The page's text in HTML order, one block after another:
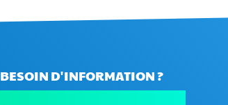
BESOIN D'INFORMATION ?